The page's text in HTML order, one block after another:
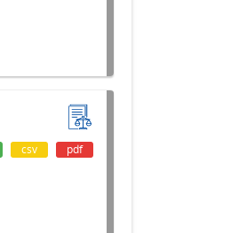
csv pdf